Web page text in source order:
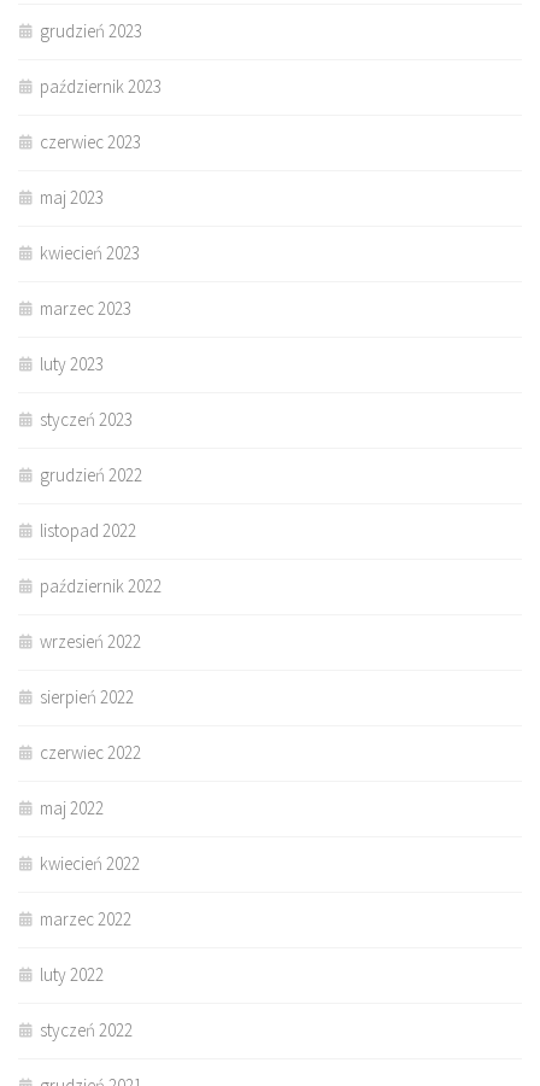
grudzień 2023
październik 2023
czerwiec 2023
maj 2023
kwiecień 2023
marzec 2023
luty 2023
styczeń 2023
grudzień 2022
listopad 2022
październik 2022
wrzesień 2022
sierpień 2022
czerwiec 2022
maj 2022
kwiecień 2022
marzec 2022
luty 2022
styczeń 2022